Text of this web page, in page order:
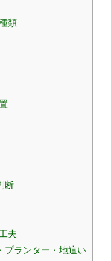
類
断
夫
プランター・地這い